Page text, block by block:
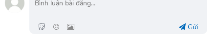
Gửi